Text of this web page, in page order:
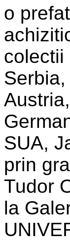
o
colectii
SUA,
prin
Tudor
la